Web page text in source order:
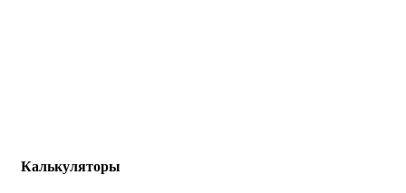
Калькуляторы